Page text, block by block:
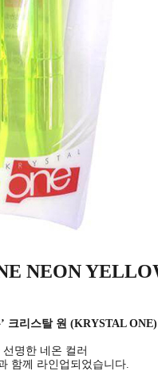
NEON
크리스탈 원 (KRYSTAL ONE)
명한 네온 컬러
함께 라인업되었습니다.